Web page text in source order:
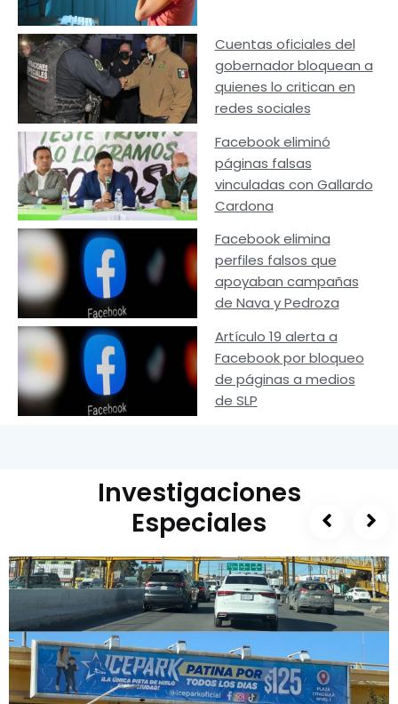
Cuentas oficiales del
gobernador bloquean a
quienes lo critican en
redes sociales
Facebook eliminó
páginas falsas
vinculadas con Gallardo
Cardona
Facebook elimina
perfiles falsos que
apoyaban campañas
de Nava y Pedroza
Artículo 19 alerta a
Facebook por bloqueo
de páginas a medios
de SLP
Investigaciones
Especiales